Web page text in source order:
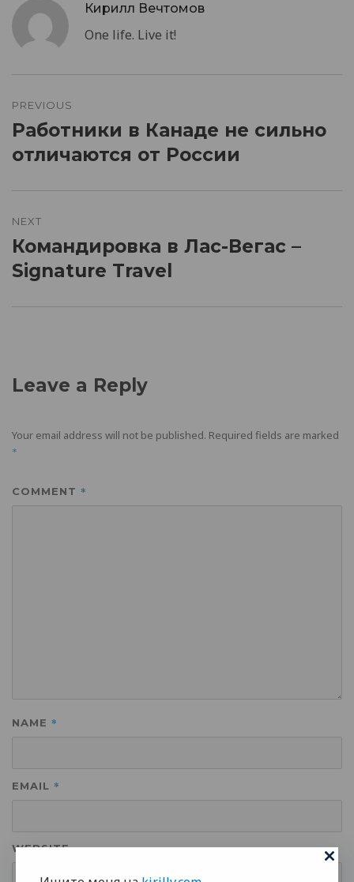
Кирилл Вечтомов
One life. Live it!
navigation
PREVIOUS
Previous
post:
Работники в Канаде не сильно
отличаются от России
NEXT
Next
post:
Командировка в Лас-Вегас –
Signature Travel
Leave a Reply
Your email address will not be published. Required fields are marked
*
COMMENT *
NAME *
EMAIL *
WEBSITE